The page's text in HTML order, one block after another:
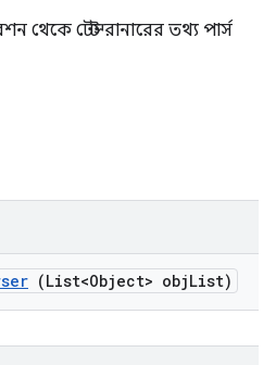
থেকে টেস্ট রানারের তথ্য পার্স
(List<Object> objList)